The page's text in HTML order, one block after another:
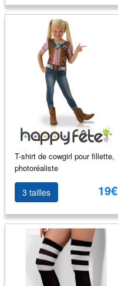
T-shirt de cowgirl pour fillette,
photoréaliste
3 tailles 19€